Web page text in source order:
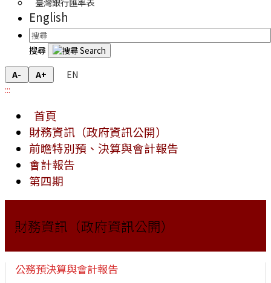
English
搜尋
A- A+
EN
:::
首頁
財務資訊（政府資訊公開）
前瞻特別預、決算與會計報告
會計報告
第四期
財務資訊（政府資訊公開）
公務預決算與會計報告